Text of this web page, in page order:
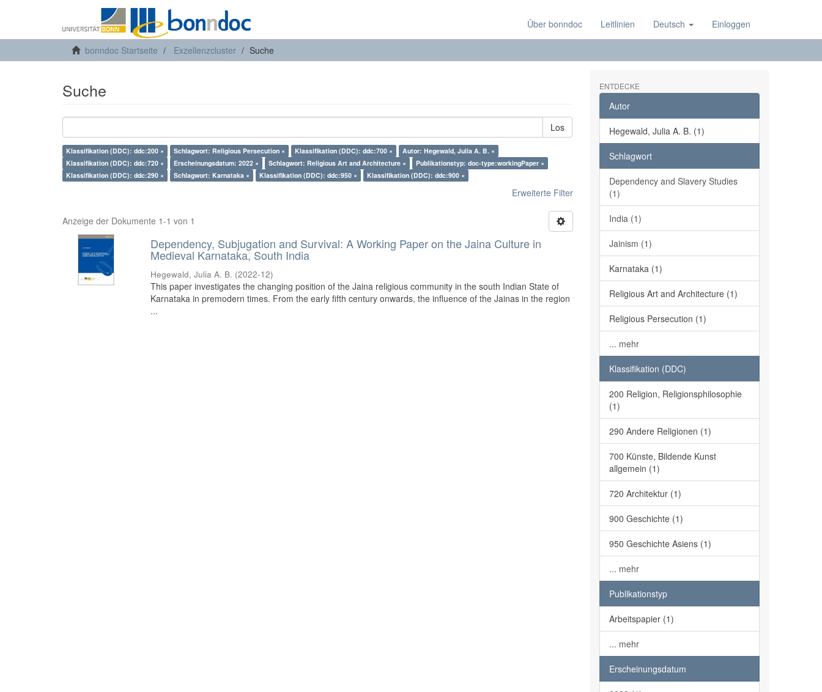
Über bonndoc Leitlinien Deutsch Einloggen
bonndoc Startseite Exzellenzcluster Suche
Suche
Los
Klassifikation (DDC): ddc:200 × Schlagwort: Religious Persecution × Klassifikation (DDC): ddc:700 ×
Autor: Hegewald, Julia A. B. ×
Klassifikation (DDC): ddc:720 ×
Erscheinungsdatum: 2022 × Schlagwort: Religious Art and Architecture ×
Publikationstyp: doc-type:workingPaper ×
Klassifikation (DDC): ddc:290 ×
Schlagwort: Karnataka × Klassifikation (DDC): ddc:950 × Klassifikation (DDC): ddc:900 ×
Erweiterte Filter
Anzeige der Dokumente 1-1 von 1
Dependency, Subjugation and Survival: A Working Paper on the Jaina Culture in
Medieval Karnataka, South India
Hegewald, Julia A. B. (2022-12)
This paper investigates the changing position of the Jaina religious community in the south Indian State of
Karnataka in premodern times. From the early fifth century onwards, the influence of the Jainas in the region
...
ENTDECKE
Autor
Hegewald, Julia A. B. (1)
Schlagwort
Dependency and Slavery Studies
(1)
India (1)
Jainism (1)
Karnataka (1)
Religious Art and Architecture (1)
Religious Persecution (1)
... mehr
Klassifikation (DDC)
200 Religion, Religionsphilosophie
(1)
290 Andere Religionen (1)
700 Künste, Bildende Kunst
allgemein (1)
720 Architektur (1)
900 Geschichte (1)
950 Geschichte Asiens (1)
... mehr
Publikationstyp
Arbeitspapier (1)
... mehr
Erscheinungsdatum